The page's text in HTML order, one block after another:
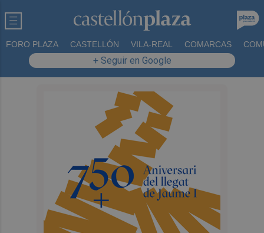
FORO PLAZA CASTELLÓN VILA-REAL COMARCAS
+ Seguir en Google